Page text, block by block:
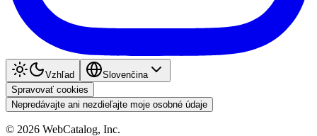
Vzhľad
Slovenčina
Spravovať cookies
Nepredávajte ani nezdieľajte moje osobné údaje
© 2026 WebCatalog, Inc.